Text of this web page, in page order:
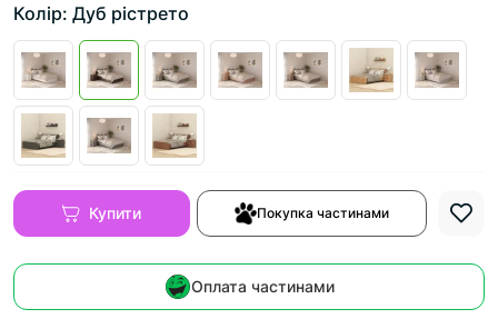
Колір: Дуб рістрето
Купити Покупка частинами
Оплата частинами